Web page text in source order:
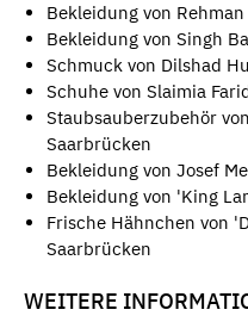
Bekleidung von
Bekleidung von Singh
Schmuck von Dilshad
Schuhe von Slaimia
Staubsauberzubehör
Saarbrücken
Bekleidung von Josef
Bekleidung von 'King
Frische Hähnchen von
Saarbrücken
WEITERE